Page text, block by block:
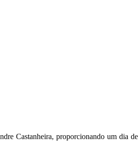
Castanheira, proporcionando um dia